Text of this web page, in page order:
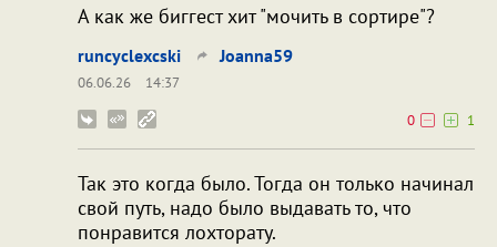
А как же биггест хит "мочить в сортире"?
runcyclexcski Joanna59
06.06.26
14:37
0
1
Так это когда было. Тогда он только начинал
свой путь, надо было выдавать то, что
понравится лохторату.